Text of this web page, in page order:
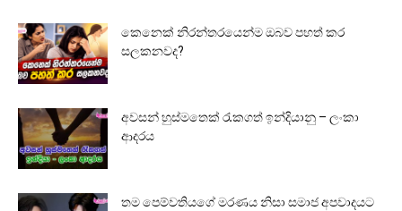
කෙනෙක් නිරන්තරයෙන්ම ඔබව පහත් කර
සලකනවද?
අවසන් හුස්මතෙක් රැකගත් ඉන්දියානු – ලංකා
ආදරය
තම පෙම්වතියගේ මරණය නිසා සමාජ අපවාදයට